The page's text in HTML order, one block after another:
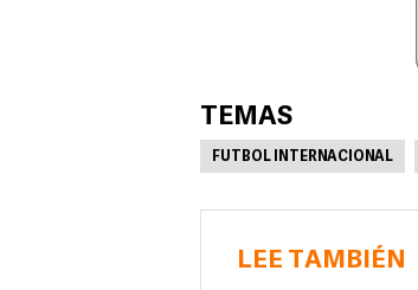
TEMAS
FUTBOL INTERNACIONAL
LEE TAMBIÉN